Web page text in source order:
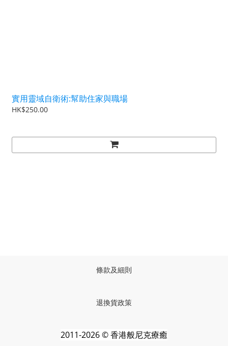
實用靈域自衛術:幫助住家與職場
HK$250.00
條款及細則
退換貨政策
2011-2026 © 香港般尼克療癒